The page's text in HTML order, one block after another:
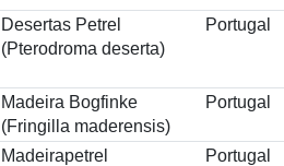
Desertas Petrel
(Pterodroma deserta)
Portugal
Madeira Bogfinke
(Fringilla maderensis)
Portugal
Madeirapetrel
Portugal